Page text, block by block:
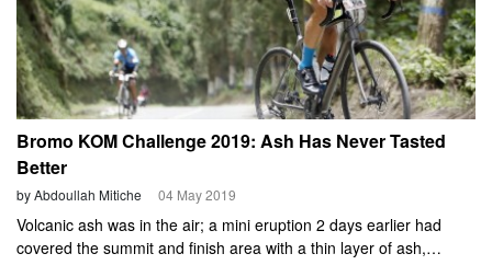
Bromo KOM Challenge 2019: Ash Has Never Tasted
Better
by Abdoullah Mitiche 04 May 2019
Volcanic ash was in the air; a mini eruption 2 days earlier had
covered the summit and finish area with a thin layer of ash,